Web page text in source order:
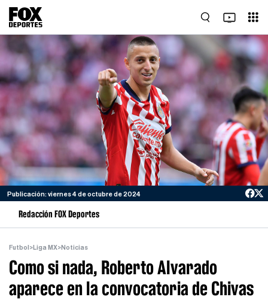
Publicación: viernes 4 de octubre de 2024
Redacción FOX Deportes
Futbol >Liga MX>Noticias
Como si nada, Roberto Alvarado
aparece en la convocatoria de Chivas